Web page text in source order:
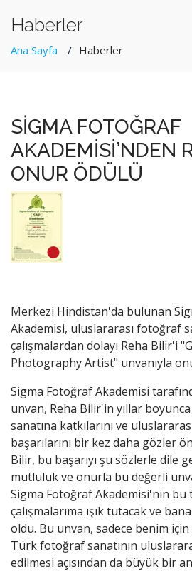
Haberler
Ana Sayfa Haberler
SİGMA FOTOĞRAF
AKADEMİSİ’NDEN
ONUR ÖDÜLÜ
Merkezi Hindistan'da bulunan
Akademisi, uluslararası fotoğraf
çalışmalardan dolayı Reha Bilir'i
Photography Artist" unvanıyla
Sigma Fotoğraf Akademisi
unvan, Reha Bilir'in yıllar
sanatına katkılarını ve
başarılarını bir kez daha gözler
Bilir, bu başarıyı şu sözlerle dile
mutluluk ve onurla bu değerli
Sigma Fotoğraf Akademisi'nin bu
çalışmalarıma ışık tutacak ve
oldu. Bu unvan, sadece benim için
Türk fotoğraf sanatının
edilmesi açısından da büyük bir